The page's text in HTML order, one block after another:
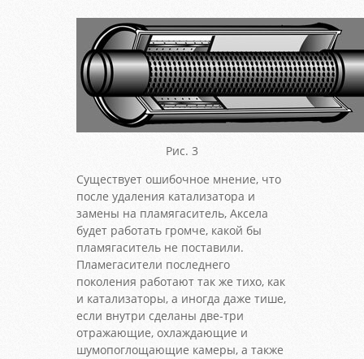
Рис. 3
Существует ошибочное мнение, что
после удаления катализатора и
замены на пламягаситель, Аксела
будет работать громче, какой бы
пламягаситель не поставили.
Пламегасители последнего
поколения работают так же тихо, как
и катализаторы, а иногда даже тише,
если внутри сделаны две-три
отражающие, охлаждающие и
шумопоглощающие камеры, а также